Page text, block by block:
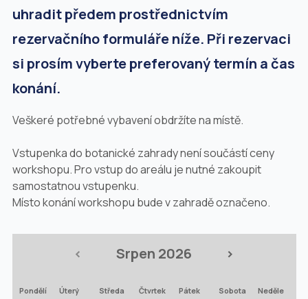
uhradit předem prostřednictvím
rezervačního formuláře níže. Při rezervaci
si prosím vyberte preferovaný termín a čas
konání.
Veškeré potřebné vybavení obdržíte na místě.
Vstupenka do botanické zahrady není součástí ceny
workshopu. Pro vstup do areálu je nutné zakoupit
samostatnou vstupenku.
Místo konání workshopu bude v zahradě označeno.
< Srpen 2026 >
Pondělí Úterý Středa Čtvrtek Pátek Sobota Neděle